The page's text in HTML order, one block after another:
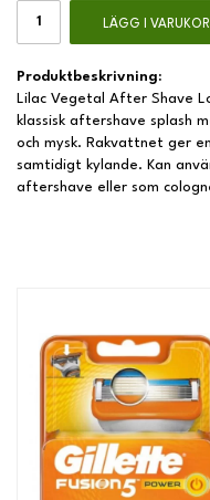
LÄGG I
Produktbeskrivning:
Lilac Vegetal After Shave
klassisk aftershave splash
och mysk. Rakvattnet ger
samtidigt kylande. Kan
aftershave eller som